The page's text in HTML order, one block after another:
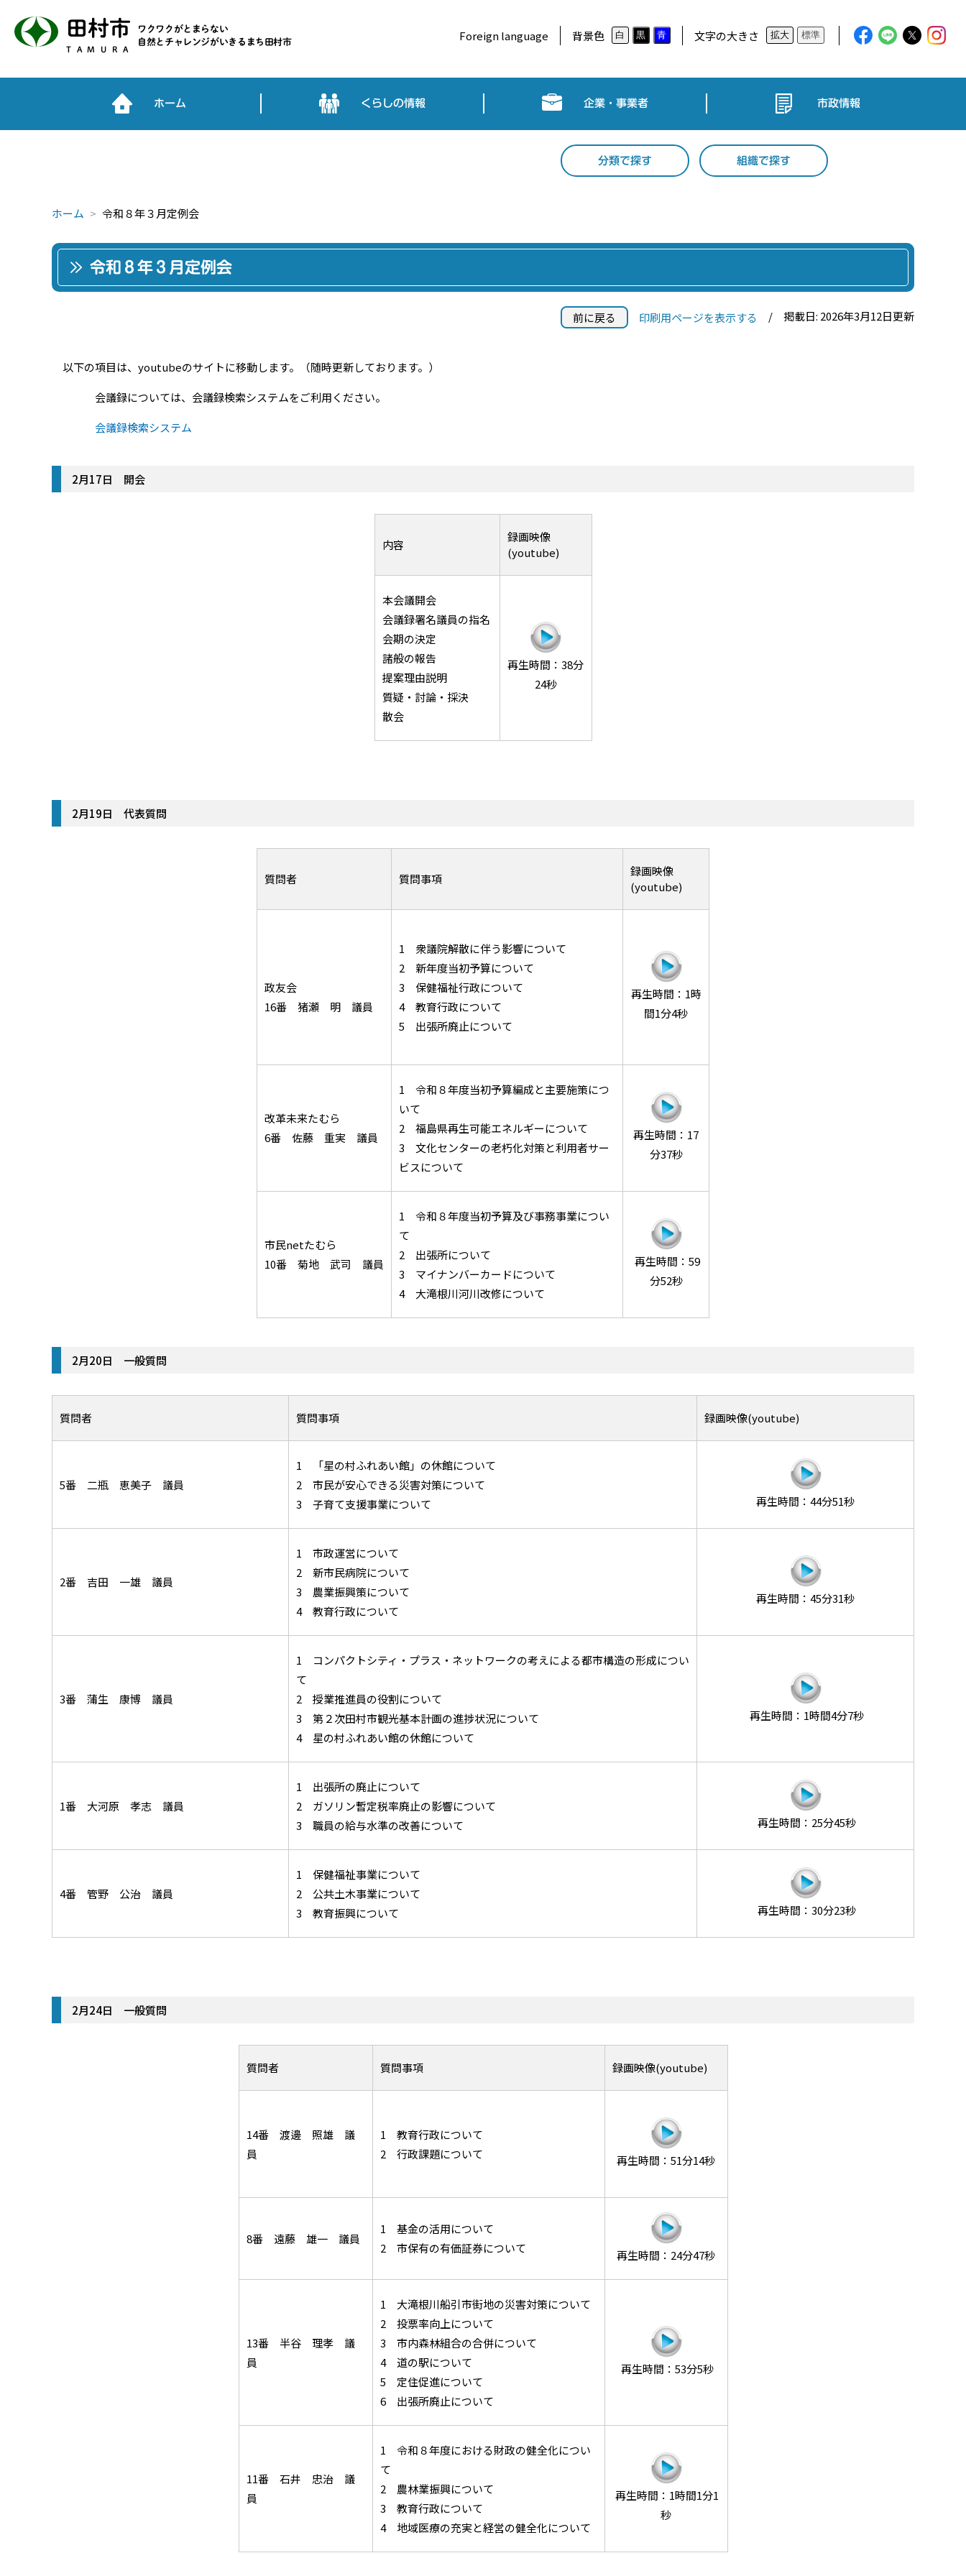
田村市
TAMURA
ワクワクがとまらない
自然とチャレンジがいきるまち田村市
Foreign language 背景色 白 黒 青 文字の大きさ 拡大 標準
ホーム くらしの情報 企業・事業者 市政情報
分類で探す 組織で探す
ホーム 令和８年３月定例会
令和８年３月定例会
前に戻る 印刷用ページを表示する 掲載日: 2026年3月12日更新
以下の項目は、youtubeのサイトに移動します。（随時更新しております。）
会議録については、会議録検索システムをご利用ください。
会議録検索システム
2月17日 開会
内容
録画映像
(youtube)
本会議開会
会議録署名議員の指名
会期の決定
諸般の報告
提案理由説明
質疑・討論・採決
散会
再生時間：38分
24秒
2月19日 代表質問
質問者 質問事項
録画映像
(youtube)
政友会
16番 猪瀬 明 議員
1 衆議院解散に伴う影響について
2 新年度当初予算について
3 保健福祉行政について
4 教育行政について
5 出張所廃止について
再生時間：1時
間1分4秒
改革未来たむら
6番 佐藤 重実 議員
1 令和８年度当初予算編成と主要施策につ
いて
2 福島県再生可能エネルギーについて
3 文化センターの老朽化対策と利用者サー
ビスについて
再生時間：17
分37秒
市民netたむら
10番 菊地 武司 議員
1 令和８年度当初予算及び事務事業につい
て
2 出張所について
3 マイナンバーカードについて
4 大滝根川河川改修について
再生時間：59
分52秒
2月20日 一般質問
質問者 質問事項 録画映像(youtube)
5番 二瓶 恵美子 議員
1 「星の村ふれあい館」の休館について
2 市民が安心できる災害対策について
3 子育て支援事業について
再生時間：44分51秒
2番 吉田 一雄 議員
1 市政運営について
2 新市民病院について
3 農業振興策について
4 教育行政について
再生時間：45分31秒
3番 蒲生 康博 議員
1 コンパクトシティ・プラス・ネットワークの考えによる都市構造の形成につい
て
2 授業推進員の役割について
3 第２次田村市観光基本計画の進捗状況について
4 星の村ふれあい館の休館について
再生時間：1時間4分7秒
1番 大河原 孝志 議員
1 出張所の廃止について
2 ガソリン暫定税率廃止の影響について
3 職員の給与水準の改善について
再生時間：25分45秒
4番 管野 公治 議員
1 保健福祉事業について
2 公共土木事業について
3 教育振興について
再生時間：30分23秒
2月24日 一般質問
質問者 質問事項 録画映像(youtube)
14番 渡邊 照雄 議
員
1 教育行政について
2 行政課題について
再生時間：51分14秒
8番 遠藤 雄一 議員
1 基金の活用について
2 市保有の有価証券について
再生時間：24分47秒
13番 半谷 理孝 議
員
1 大滝根川船引市街地の災害対策について
2 投票率向上について
3 市内森林組合の合併について
4 道の駅について
5 定住促進について
6 出張所廃止について
再生時間：53分5秒
11番 石井 忠治 議
員
1 令和８年度における財政の健全化につい
て
2 農林業振興について
3 教育行政について
4 地域医療の充実と経営の健全化について
再生時間：1時間1分1
秒